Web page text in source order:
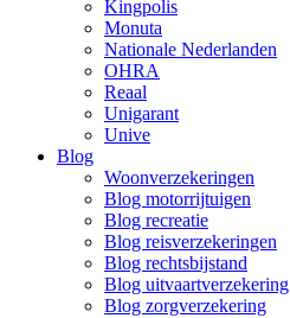
Kingpolis
Monuta
Nationale Nederlanden
OHRA
Reaal
Unigarant
Unive
Blog
Woonverzekeringen
Blog motorrijtuigen
Blog recreatie
Blog reisverzekeringen
Blog rechtsbijstand
Blog uitvaartverzekering
Blog zorgverzekering